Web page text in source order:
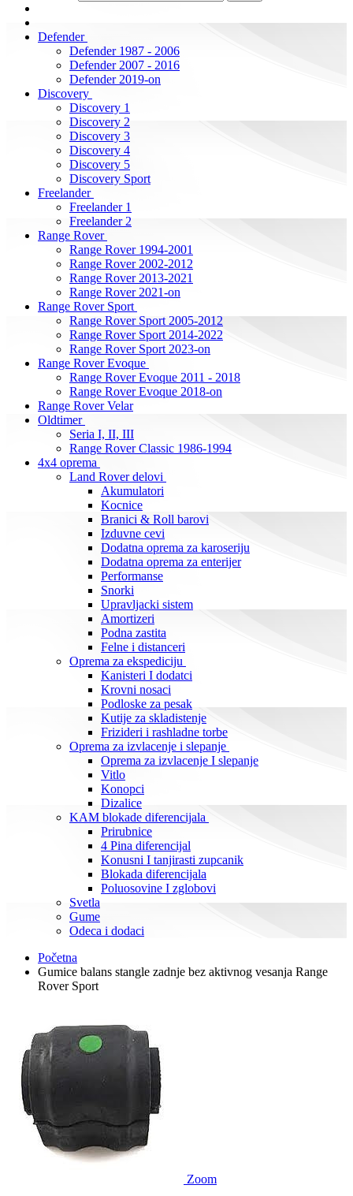
Defender
Defender 1987 - 2006
Defender 2007 - 2016
Defender 2019-on
Discovery
Discovery 1
Discovery 2
Discovery 3
Discovery 4
Discovery 5
Discovery Sport
Freelander
Freelander 1
Freelander 2
Range Rover
Range Rover 1994-2001
Range Rover 2002-2012
Range Rover 2013-2021
Range Rover 2021-on
Range Rover Sport
Range Rover Sport 2005-2012
Range Rover Sport 2014-2022
Range Rover Sport 2023-on
Range Rover Evoque
Range Rover Evoque 2011 - 2018
Range Rover Evoque 2018-on
Range Rover Velar
Oldtimer
Seria I, II, III
Range Rover Classic 1986-1994
4x4 oprema
Land Rover delovi
Akumulatori
Kocnice
Branici & Roll barovi
Izduvne cevi
Dodatna oprema za karoseriju
Dodatna oprema za enterijer
Performanse
Snorki
Upravljacki sistem
Amortizeri
Podna zastita
Felne i distanceri
Oprema za ekspediciju
Kanisteri I dodatci
Krovni nosaci
Podloske za pesak
Kutije za skladistenje
Frizideri i rashladne torbe
Oprema za izvlacenje i slepanje
Oprema za izvlacenje I slepanje
Vitlo
Konopci
Dizalice
KAM blokade diferencijala
Prirubnice
4 Pina diferencijal
Konusni I tanjirasti zupcanik
Blokada diferencijala
Poluosovine I zglobovi
Svetla
Gume
Odeca i dodaci
Početna
Gumice balans stangle zadnje bez aktivnog vesanja Range
Rover Sport
Zoom